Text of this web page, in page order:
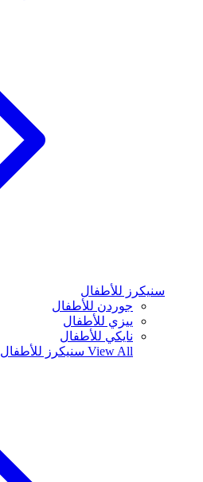
سنيكرز للأطفال
جوردن للأطفال
ييزي للأطفال
نايكي للأطفال
View All سنيكرز للأطفال